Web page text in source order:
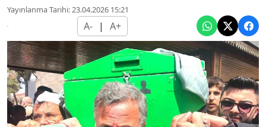
Yayınlanma Tarihi: 23.04.2026 15:21
A- | A+